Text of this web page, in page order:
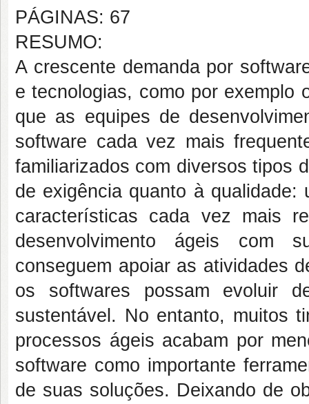
PÁGINAS: 67
RESUMO:
A crescente demanda por
e tecnologias, como por exemplo
que as equipes de
software cada vez mais
familiarizados com diversos tipos
de exigência quanto à qualidade:
características cada vez mais
desenvolvimento ágeis com
conseguem apoiar as atividades
os softwares possam evoluir
sustentável. No entanto, muitos
processos ágeis acabam por
software como importante
de suas soluções. Deixando de